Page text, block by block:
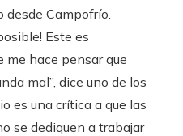
desde Campofrío.
Este es
hace pensar que
mal”, dice uno de los
es una crítica a que las
se dediquen a trabajar